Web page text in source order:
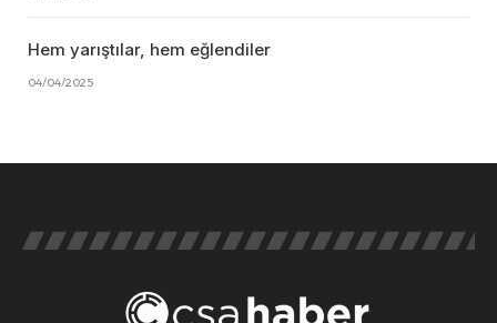
Hem yarıştılar, hem eğlendiler
04/04/2025